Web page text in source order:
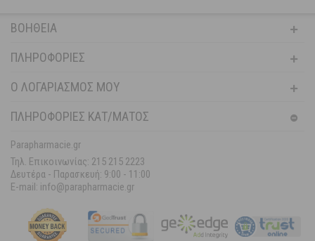
ΒΟΉΘΕΙΑ
ΠΛΗΡΟΦΟΡΊΕΣ
Ο ΛΟΓΑΡΙΑΣΜΌΣ ΜΟΥ
ΠΛΗΡΟΦΟΡΙΕΣ ΚΑΤ/ΜΑΤΟΣ
Parapharmacie.gr
Τηλ. Επικοινωνίας: 215 215 2223
Δευτέρα - Παρασκευή: 9:00 - 11:00
E-mail: info@parapharmacie.gr